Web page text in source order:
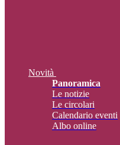
Novità
Panoramica
Le notizie
Le circolari
Calendario eventi
Albo online